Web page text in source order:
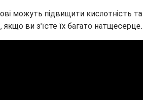
можуть підвищити кислотність та
якщо ви з'їсте їх багато натщесерце.